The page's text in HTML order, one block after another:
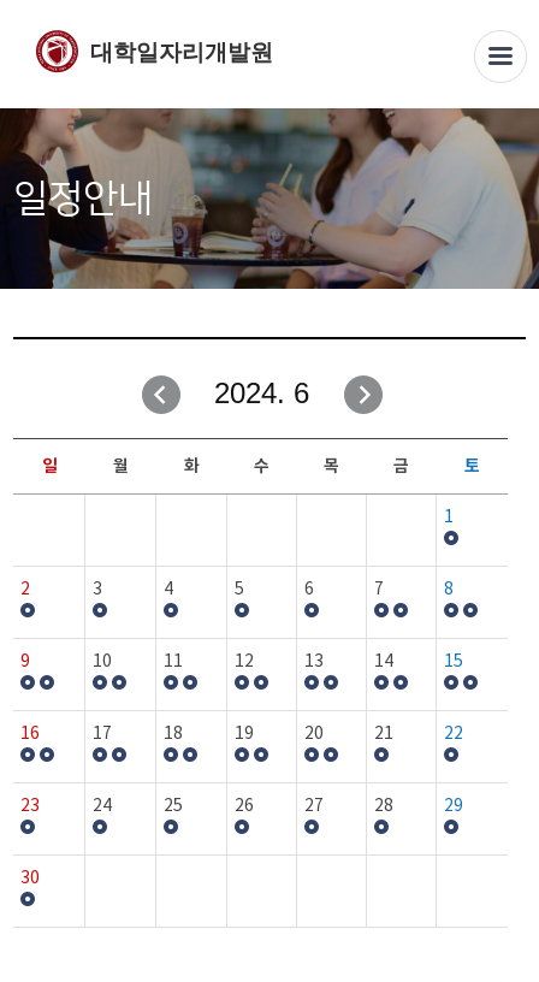
대학일자리개발원
일정안내
2024. 6
일 월 화 수 목 금 토
1
2 3 4 5 6 7 8
9 10 11 12 13 14 15
16 17 18 19 20 21 22
23 24 25 26 27 28 29
30